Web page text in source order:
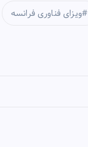
ویزای فناوری فرانسه